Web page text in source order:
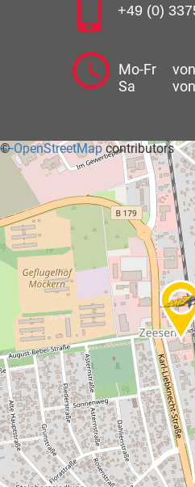
+49 (0)
Mo-Fr
Sa
+−
©OpenStreetMapcontributors